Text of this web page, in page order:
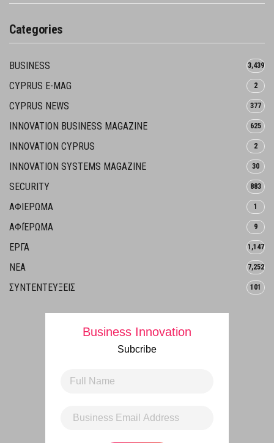
Categories
BUSINESS 3,439
CYPRUS E-MAG 2
CYPRUS NEWS 377
INNOVATION BUSINESS MAGAZINE 625
INNOVATION CYPRUS 2
INNOVATION SYSTEMS MAGAZINE 30
SECURITY 883
ΑΦΙΕΡΩΜΑ 1
ΑΦΙΈΡΩΜΑ 9
ΕΡΓΑ 1,147
ΝΕΑ 7,252
ΣΥΝΤΕΝΤΕΥΞΕΙΣ 101
Business Innovation
Subcribe